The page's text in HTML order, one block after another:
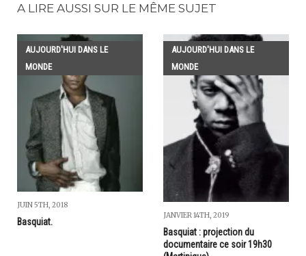
A LIRE AUSSI SUR LE MÊME SUJET
AUJOURD'HUI DANS LE
MONDE
JUIN 5TH, 2018
Basquiat.
AUJOURD'HUI DANS LE
MONDE
JANVIER 14TH, 2019
Basquiat : projection du
documentaire ce soir 19h30